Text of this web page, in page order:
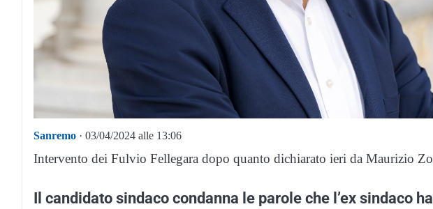
Sanremo · 03/04/2024 alle 13:06
Intervento dei Fulvio Fellegara dopo quanto dichiarato ieri da Maurizio
Il candidato sindaco condanna le parole che l’ex sindaco